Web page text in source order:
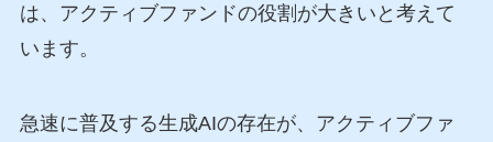
は、アクティブファンドの役割が大きいと考えて
います。
急速に普及する生成AIの存在が、アクティブファ